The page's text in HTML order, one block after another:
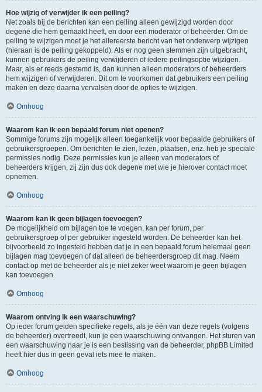
Hoe wijzig of verwijder ik een peiling?
Net zoals bij de berichten kan een peiling alleen gewijzigd worden door
degene die hem gemaakt heeft, en door een moderator of beheerder. Om de
peiling te wijzigen moet je het allereerste bericht van het onderwerp wijzigen
(hieraan is de peiling gekoppeld). Als er nog geen stemmen zijn uitgebracht,
kunnen gebruikers de peiling verwijderen of iedere peilingsoptie wijzigen.
Maar, als er reeds gestemd is, dan kunnen alleen moderators of beheerders
hem wijzigen of verwijderen. Dit om te voorkomen dat gebruikers een peiling
maken en deze daarna vervalsen door de opties te wijzigen.
Omhoog
Waarom kan ik een bepaald forum niet openen?
Sommige forums zijn mogelijk alleen toegankelijk voor bepaalde gebruikers of
gebruikersgroepen. Om berichten te zien, lezen, plaatsen, enz. heb je speciale
permissies nodig. Deze permissies kun je alleen van moderators of
beheerders krijgen, zij zijn dus ook degene met wie je hierover contact moet
opnemen.
Omhoog
Waarom kan ik geen bijlagen toevoegen?
De mogelijkheid om bijlagen toe te voegen, kan per forum, per
gebruikersgroep of per gebruiker ingesteld worden. De beheerder kan het
bijvoorbeeld zo ingesteld hebben dat je in een bepaald forum helemaal geen
bijlagen mag toevoegen of dat alleen de beheerdersgroep dit mag. Neem
contact op met de beheerder als je niet zeker weet waarom je geen bijlagen
kan toevoegen.
Omhoog
Waarom ontving ik een waarschuwing?
Op ieder forum gelden specifieke regels, als je één van deze regels (volgens
de beheerder) overtreedt, kun je een waarschuwing ontvangen. Het sturen van
een waarschuwing naar je is een beslissing van de beheerder, phpBB Limited
heeft hier dus in geen geval iets mee te maken.
Omhoog